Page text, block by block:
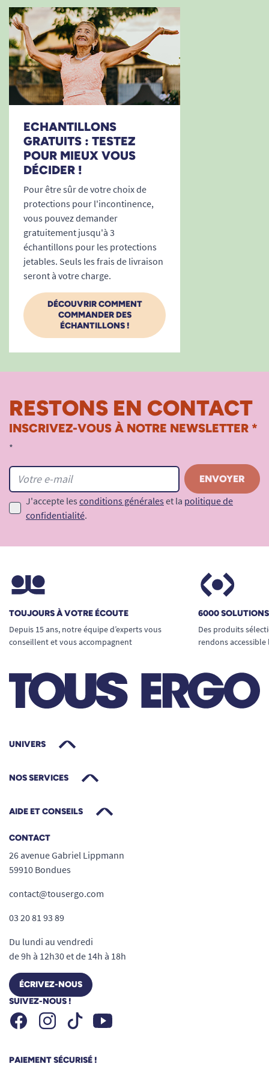
ECHANTILLONS
GRATUITS : TESTEZ
POUR MIEUX VOUS
DÉCIDER !
Pour être sûr de votre choix de
protections pour l'incontinence,
vous pouvez demander
gratuitement jusqu'à 3
échantillons pour les protections
jetables. Seuls les frais de livraison
seront à votre charge.
DÉCOUVRIR COMMENT
COMMANDER DES
ÉCHANTILLONS !
RESTONS EN CONTACT
INSCRIVEZ-VOUS À NOTRE NEWSLETTER *
*
J'accepte les conditions générales et la politique de
confidentialité.
TOUJOURS À VOTRE ÉCOUTE
Depuis 15 ans, notre équipe d’experts vous
conseillent et vous accompagnent
6000
Des produits
rendons
UNIVERS
NOS SERVICES
AIDE ET CONSEILS
CONTACT
26 avenue Gabriel Lippmann
59910 Bondues
contact@tousergo.com
03 20 81 93 89
Du lundi au vendredi
de 9h à 12h30 et de 14h à 18h
ÉCRIVEZ-NOUS
SUIVEZ-NOUS !
FacebookInstagramTiktok Youtube
PAIEMENT SÉCURISÉ !